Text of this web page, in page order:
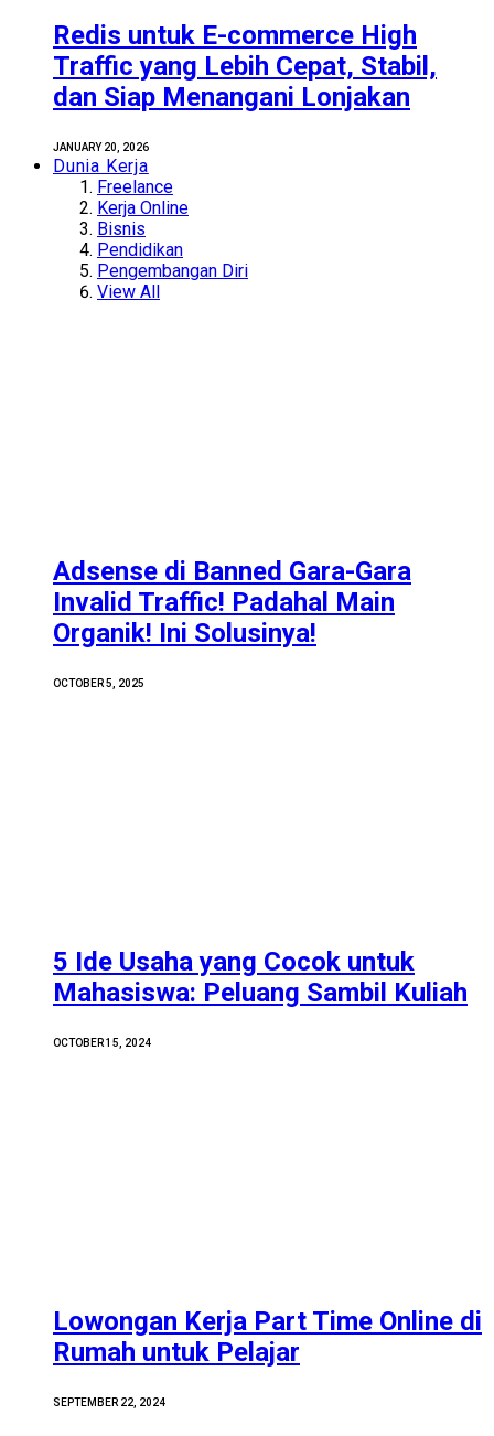
Redis untuk E-commerce High
Traffic yang Lebih Cepat, Stabil,
dan Siap Menangani Lonjakan
JANUARY 20, 2026
Dunia Kerja
Freelance
Kerja Online
Bisnis
Pendidikan
Pengembangan Diri
View All
Adsense di Banned Gara-Gara
Invalid Traffic! Padahal Main
Organik! Ini Solusinya!
OCTOBER 5, 2025
5 Ide Usaha yang Cocok untuk
Mahasiswa: Peluang Sambil Kuliah
OCTOBER 15, 2024
Lowongan Kerja Part Time Online di
Rumah untuk Pelajar
SEPTEMBER 22, 2024